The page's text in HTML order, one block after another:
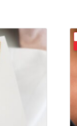
wariantów.
Opcje
można